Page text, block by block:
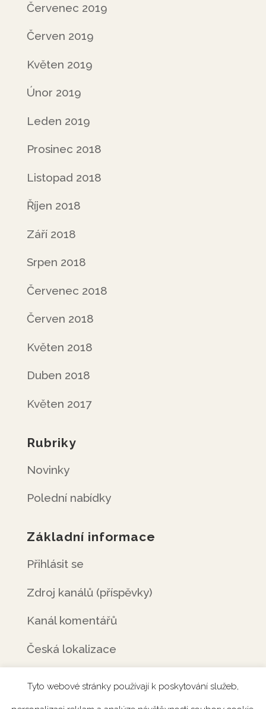
Červenec 2019
Červen 2019
Květen 2019
Únor 2019
Leden 2019
Prosinec 2018
Listopad 2018
Říjen 2018
Září 2018
Srpen 2018
Červenec 2018
Červen 2018
Květen 2018
Duben 2018
Květen 2017
Rubriky
Novinky
Polední nabídky
Základní informace
Přihlásit se
Zdroj kanálů (příspěvky)
Kanál komentářů
Česká lokalizace
Tyto webové stránky používají k poskytování služeb,